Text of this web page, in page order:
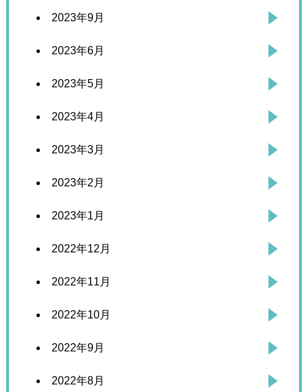
2023年9月
2023年6月
2023年5月
2023年4月
2023年3月
2023年2月
2023年1月
2022年12月
2022年11月
2022年10月
2022年9月
2022年8月